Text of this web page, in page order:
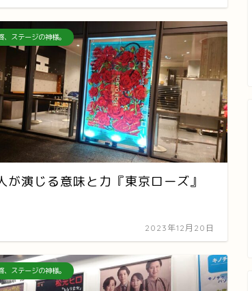
、ステージの神様。
が演じる意味と力『東京ローズ』
2023年12月20日
、ステージの神様。